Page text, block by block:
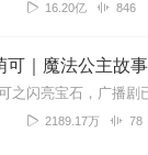
16.20亿 846
可｜魔法公主故
2189.17万 78